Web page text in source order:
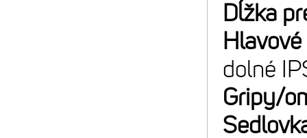
Dĺžka
dolné
Gripy/